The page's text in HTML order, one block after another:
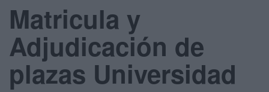
Matricula y
Adjudicación de
plazas Universidad